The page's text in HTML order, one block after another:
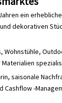
ein
dekorativen
saisonale
-